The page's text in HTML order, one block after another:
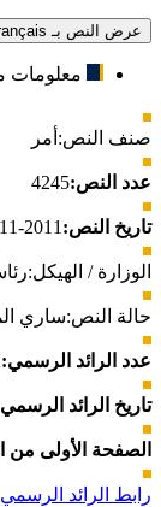
عرض النص بـ Français
معلومات
صنف النص: أمر
عدد النص:4245
تاريخ النص: 2011-11-24
الوزارة / الهيكل:
حالة النص:ساري
عدد الرائد الرسمي:
تاريخ الرائد
الصفحة الأولى من
رابط الرائد الرسمي